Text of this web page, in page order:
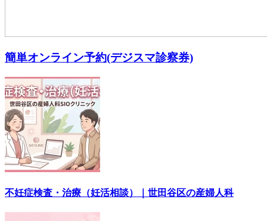
簡単オンライン予約(デジスマ診察券)
不妊症検査・治療（妊活相談）｜世田谷区の産婦人科